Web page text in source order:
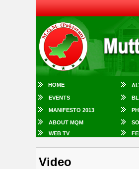
HOME
EVENTS
MANIFESTO 2013
ABOUT MQM
WEB TV
Video